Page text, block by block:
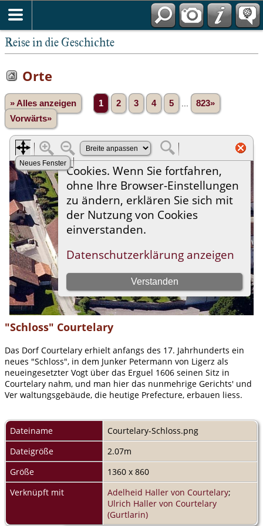
Reise in die Geschichte
Orte
» Alles anzeigen 1 2 3 4 5
823»
Vorwärts»
"Schloss" Courtelary
Das Dorf Courtelary erhielt anfangs des 17. Jahrhunderts ein
neues "Schloss", in dem Junker Petermann von Ligerz als
neueingesetzter Vogt über das Erguel 1606 seinen Sitz in
Courtelary nahm, und man hier das nunmehrige Gerichts' und
Ver waltungsgebäude, die heutige Prefecture, erbauen liess.
Dateiname
Courtelary-Schloss.png
Dateigröße
2.07m
Größe
1360 x 860
Verknüpft mit
Adelheid Haller von Courtelary;
Ulrich Haller von Courtelary
(Gurtlarin)